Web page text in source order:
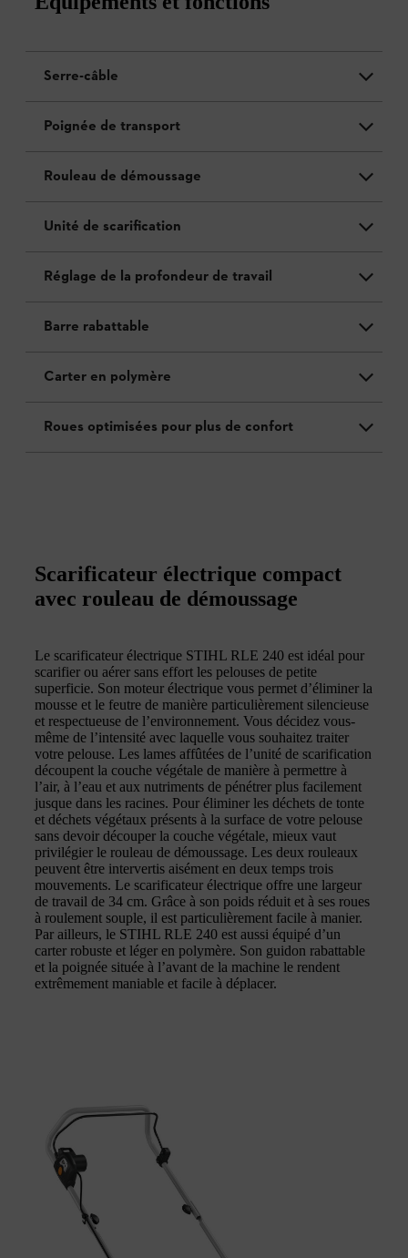
Serre-câble
Poignée de transport
Rouleau de démoussage
Unité de scarification
Réglage de la profondeur de travail
Barre rabattable
Carter en polymère
Roues optimisées pour plus de confort
Scarificateur électrique compact
avec rouleau de démoussage
Le scarificateur électrique STIHL RLE 240 est idéal pour
scarifier ou aérer sans effort les pelouses de petite
superficie. Son moteur électrique vous permet d’éliminer la
mousse et le feutre de manière particulièrement silencieuse
et respectueuse de l’environnement. Vous décidez vous-
même de l’intensité avec laquelle vous souhaitez traiter
votre pelouse. Les lames affûtées de l’unité de scarification
découpent la couche végétale de manière à permettre à
l’air, à l’eau et aux nutriments de pénétrer plus facilement
jusque dans les racines. Pour éliminer les déchets de tonte
et déchets végétaux présents à la surface de votre pelouse
sans devoir découper la couche végétale, mieux vaut
privilégier le rouleau de démoussage. Les deux rouleaux
peuvent être intervertis aisément en deux temps trois
mouvements. Le scarificateur électrique offre une largeur
de travail de 34 cm. Grâce à son poids réduit et à ses roues
à roulement souple, il est particulièrement facile à manier.
Par ailleurs, le STIHL RLE 240 est aussi équipé d’un
carter robuste et léger en polymère. Son guidon rabattable
et la poignée située à l’avant de la machine le rendent
extrêmement maniable et facile à déplacer.